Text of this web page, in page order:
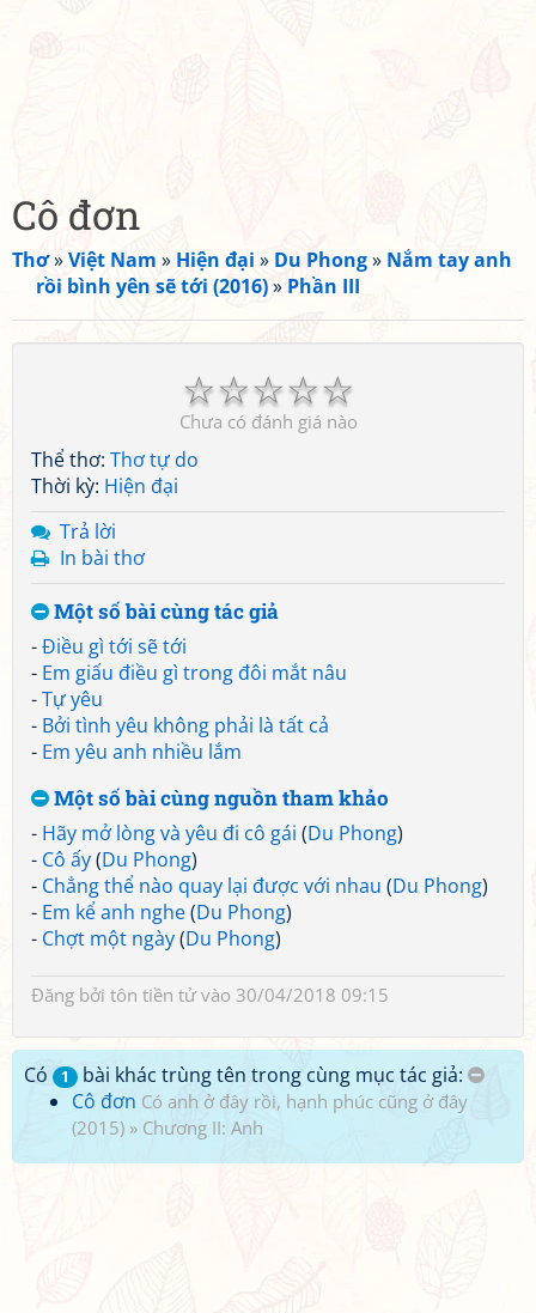
Cô đơn
Thơ»Việt Nam » Hiện đại » Du Phong» Nắm tay anh
rồi bình yên sẽ tới (2016)» Phần III
☆
☆
☆
☆
☆
Chưa có đánh giá nào
Thể thơ: Thơ tự do
Thời kỳ: Hiện đại
Trả lời
In bài thơ
Một số bài cùng tác giả
-Điều gì tới sẽ tới
- Em giấu điều gì trong đôi mắt nâu
-Tự yêu
- Bởi tình yêu không phải là tất cả
- Em yêu anh nhiều lắm
Một số bài cùng nguồn tham khảo
- Hãy mở lòng và yêu đi cô gái (Du Phong)
- Cô ấy(Du Phong)
- Chẳng thể nào quay lại được với nhau (Du Phong)
- Em kể anh nghe(Du Phong)
- Chợt một ngày(Du Phong)
Đăng bởi tôn tiền tửvào 30/04/2018 09:15
Có 1
bài khác trùng tên trong cùng mục tác giả:
Cô đơn Có anh ở đây rồi, hạnh phúc cũng ở đây
(2015) » Chương II: Anh